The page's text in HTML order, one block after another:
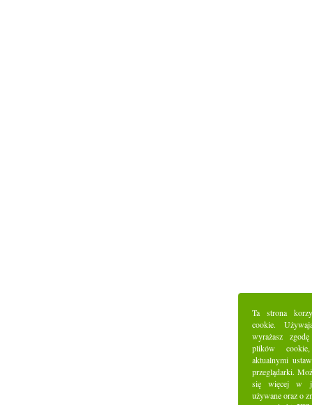
Ta strona
cookie.
wyrażasz
plików
aktualnymi
przeglądarki.
się więcej w
używane oraz o